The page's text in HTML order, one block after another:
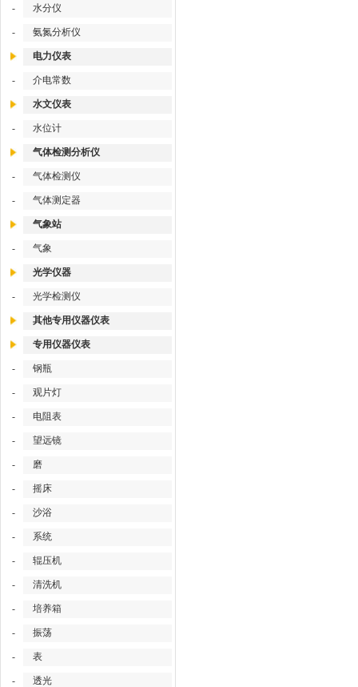
- 水分仪
- 氨氮分析仪
电力仪表
- 介电常数
水文仪表
- 水位计
气体检测分析仪
- 气体检测仪
- 气体测定器
气象站
- 气象
光学仪器
- 光学检测仪
其他专用仪器仪表
专用仪器仪表
- 钢瓶
- 观片灯
- 电阻表
- 望远镜
- 磨
- 摇床
- 沙浴
- 系统
- 辊压机
- 清洗机
- 培养箱
- 振荡
- 表
- 透光